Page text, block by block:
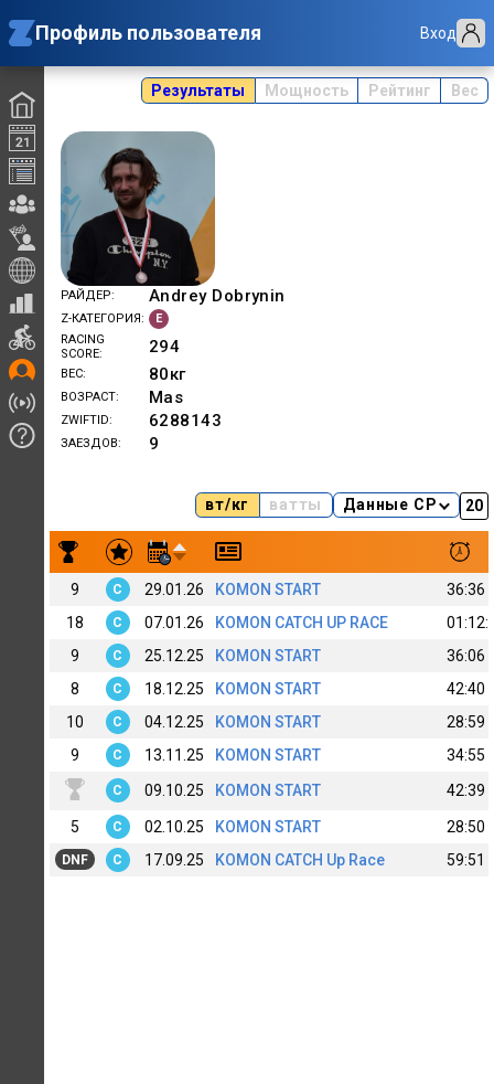
Профиль пользователя Вход
Результаты Мощность Рейтинг Вес
РАЙДЕР Andrey Dobrynin
Z-КАТЕГОРИЯ
E
RACING
SCORE
294
ВЕС 80кг
ВОЗРАСТ Mas
ZWIFTID 6288143
ЗАЕЗДОВ 9
вт/кг ватты Данные CP
Результаты заездов Andrey Dobrynin
9 C 29.01.26 KOMON START
36:36
18
C 07.01.26 KOMON CATCH UP RACE
9
C 25.12.25 KOMON START
36:06
8
C 18.12.25 KOMON START
42:40
10
C 04.12.25 KOMON START
28:59
9
C 13.11.25 KOMON START 34:55
C 09.10.25 KOMON START 42:39
5 C 02.10.25 KOMON START 28:50
DNF C 17.09.25 KOMON CATCH Up Race 59:51